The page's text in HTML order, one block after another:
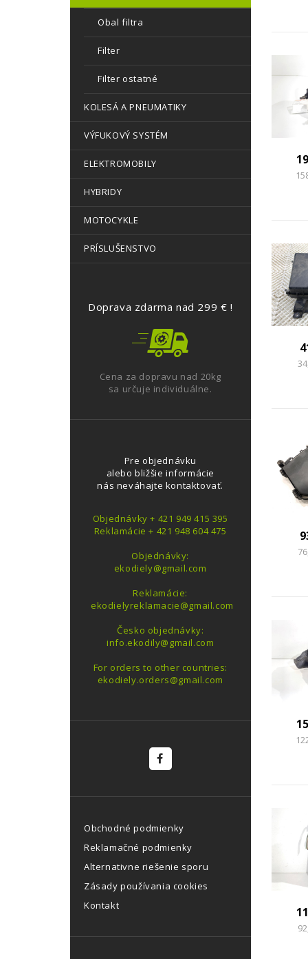
Obal filtra
Filter
Filter ostatné
KOLESÁ A PNEUMATIKY
VÝFUKOVÝ SYSTÉM
ELEKTROMOBILY
HYBRIDY
MOTOCYKLE
PRÍSLUŠENSTVO
Doprava zdarma nad 299 € !
Cena za dopravu nad 20kg
sa určuje individuálne.
Pre objednávku
alebo bližšie informácie
nás neváhajte kontaktovať.
Objednávky + 421 949 415 395
Reklamácie + 421 948 604 475
Objednávky:
ekodiely@gmail.com
Reklamácie:
ekodielyreklamacie@gmail.com
Česko objednávky:
info.ekodily@gmail.com
For orders to other countries:
ekodiely.orders@gmail.com
Obchodné podmienky
Reklamačné podmienky
Alternativne riešenie sporu
Zásady používania cookies
Kontakt